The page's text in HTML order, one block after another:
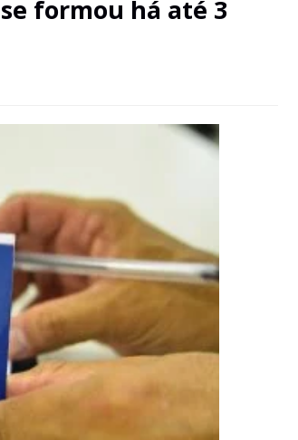
formou há até 3